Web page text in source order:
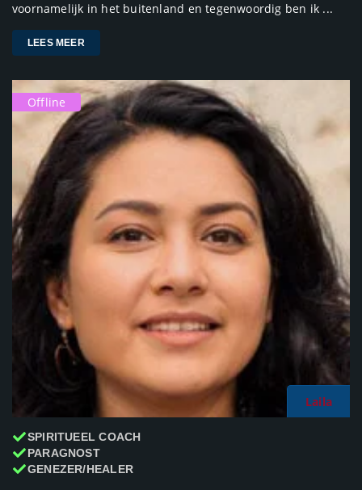
voornamelijk in het buitenland en tegenwoordig ben ik ...
LEES MEER
Offline
Laila
SPIRITUEEL COACH
PARAGNOST
GENEZER/HEALER